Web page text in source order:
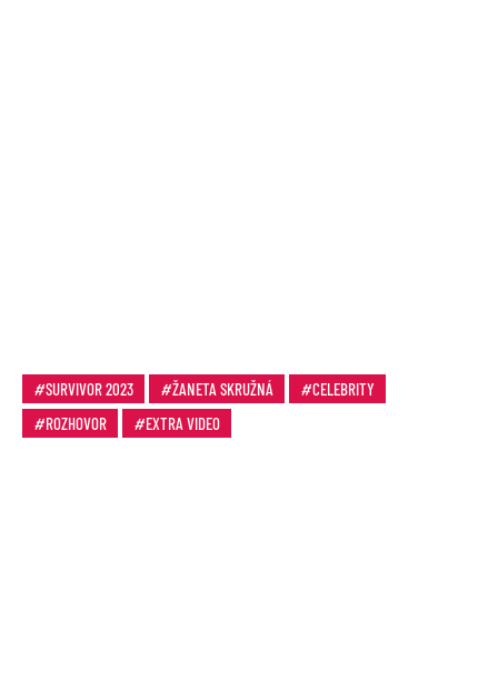
SURVIVOR 2023 ŽANETA SKRUŽNÁ
CELEBRITY
ROZHOVOR
EXTRA VIDEO